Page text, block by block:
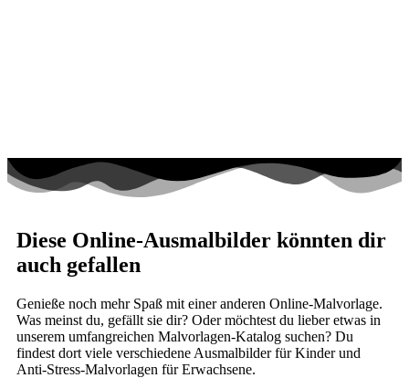
Diese Online-Ausmalbilder könnten dir
auch gefallen
Genieße noch mehr Spaß mit einer anderen Online-Malvorlage.
Was meinst du, gefällt sie dir? Oder möchtest du lieber etwas in
unserem umfangreichen Malvorlagen-Katalog suchen? Du
findest dort viele verschiedene Ausmalbilder für Kinder und
Anti-Stress-Malvorlagen für Erwachsene.